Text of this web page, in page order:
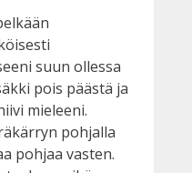
suun ollessa
pois päästä ja
mieleeni.
pohjalla
pohjaa vasten.